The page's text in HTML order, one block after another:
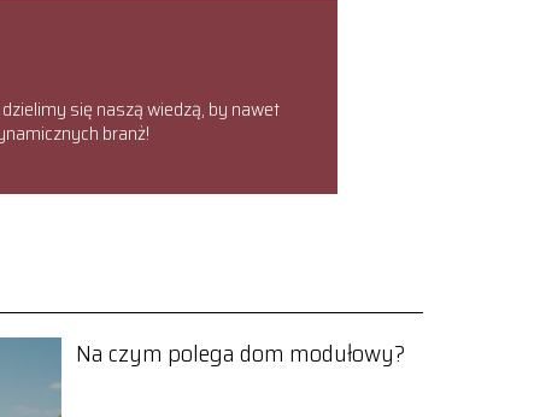
się naszą wiedzą, by nawet
branż!
Na czym polega dom modułowy?